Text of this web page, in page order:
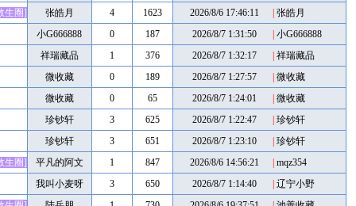
张皓月
4 1623 2026/8/6 17:46:11 张皓月
生圈]
小G666888
0 187 2026/8/7 1:31:50 小G666888
祥瑞藏品
1 376 2026/8/7 1:32:17 祥瑞藏品
微收藏
0 189 2026/8/7 1:27:57 微收藏
微收藏
0 65 2026/8/7 1:24:01 微收藏
珍钞轩
3 625 2026/8/7 1:22:47 珍钞轩
珍钞轩
3 651 2026/8/7 1:23:10 珍钞轩
平凡的阿文
1 847 2026/8/6 14:56:21 mqz354
生圈]
我叫小麦呀
3 650 2026/8/7 1:14:40 辽宁小野